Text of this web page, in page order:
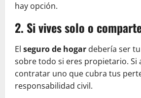
hay opción.
2. Si vives solo o
El seguro de hogar debería ser
sobre todo si eres propietario. Si
contratar uno que cubra tus
responsabilidad civil.